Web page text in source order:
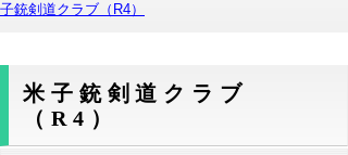
子銃剣道クラブ（R4）
米子銃剣道クラブ
（R4）